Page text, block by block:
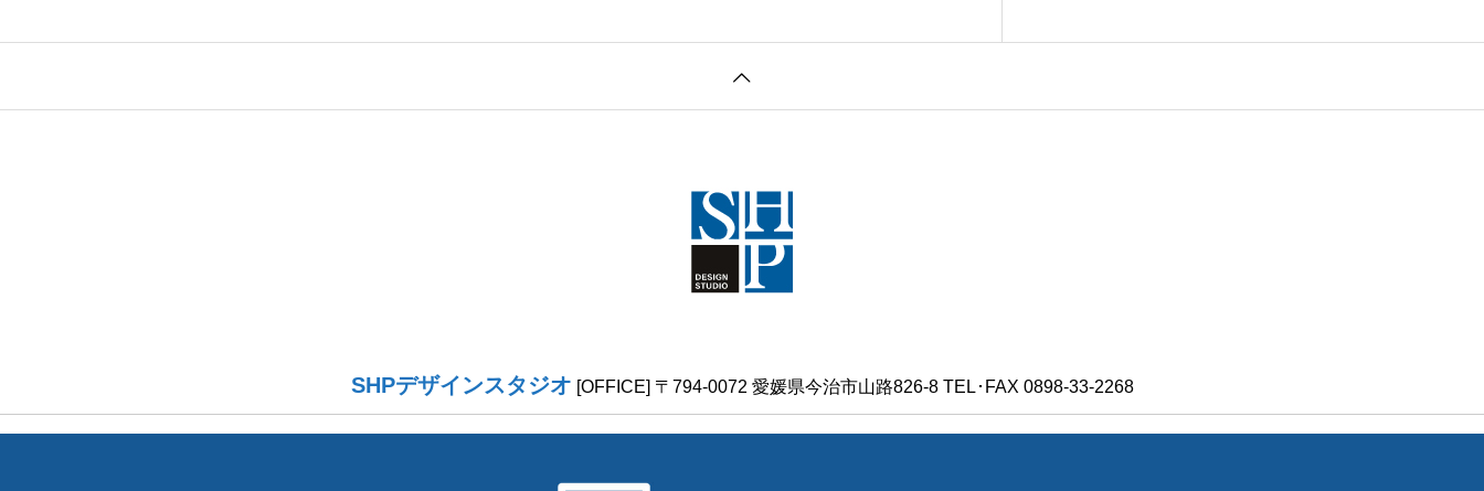
SHPデザインスタジオ [OFFICE] 〒794-0072 愛媛県今治市山路826-8 TEL･FAX 0898-33-2268